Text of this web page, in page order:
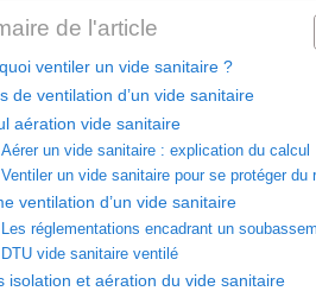
de l'article
ventiler un vide sanitaire ?
de ventilation d’un vide sanitaire
aération vide sanitaire
Aérer un vide sanitaire : explication du calcul
Ventiler un vide sanitaire pour se protéger du
ventilation d’un vide sanitaire
Les réglementations encadrant un
DTU vide sanitaire ventilé
isolation et aération du vide sanitaire